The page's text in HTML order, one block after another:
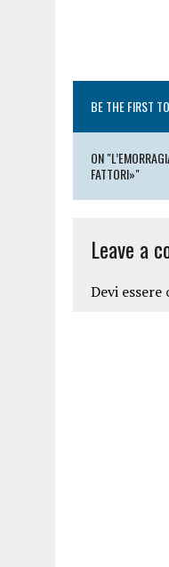
BE THE FIRST
ON
FATTORI»"
Leave a
Devi essere